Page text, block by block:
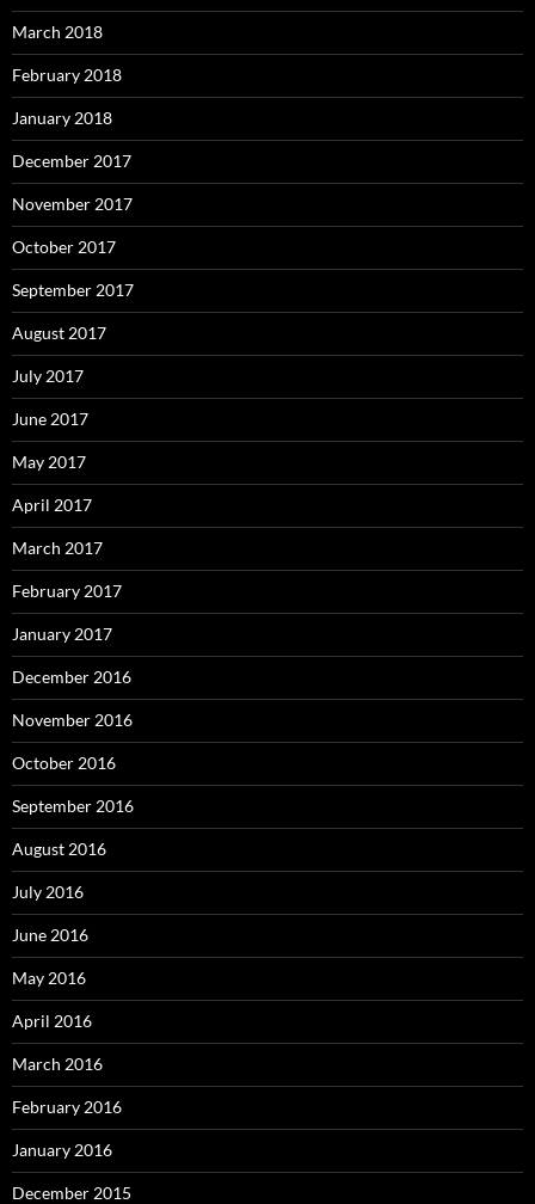
March 2018
February 2018
January 2018
December 2017
November 2017
October 2017
September 2017
August 2017
July 2017
June 2017
May 2017
April 2017
March 2017
February 2017
January 2017
December 2016
November 2016
October 2016
September 2016
August 2016
July 2016
June 2016
May 2016
April 2016
March 2016
February 2016
January 2016
December 2015